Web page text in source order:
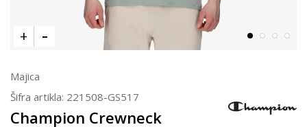
Majica
Šifra artikla: 221508-GS517
Champion Crewneck